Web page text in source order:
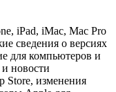
iPad, iMac, Mac Pro
сведения о версиях
для компьютеров и
новости
Store, изменения